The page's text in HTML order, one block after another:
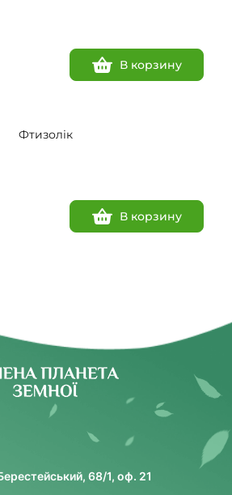
В корзину
В корзину
68/1, оф. 21